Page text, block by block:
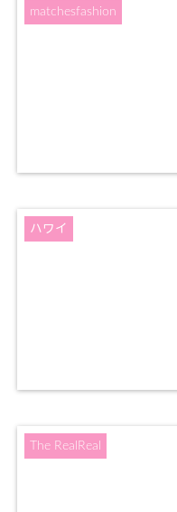
matchesfashion
ハワイ
The RealReal